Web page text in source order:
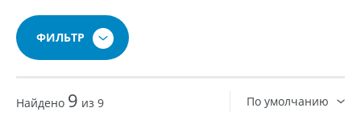
ФИЛЬТР
Найдено 9 из 9 По умолчанию